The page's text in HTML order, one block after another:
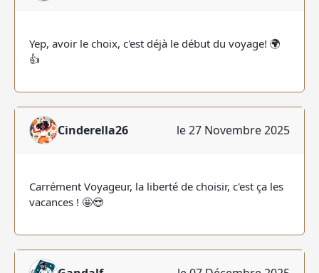
Yep, avoir le choix, c'est déjà le début du voyage! 🌍
👍
Cinderella26 le 27 Novembre 2025
Carrément Voyageur, la liberté de choisir, c'est ça les
vacances ! 🤩😎